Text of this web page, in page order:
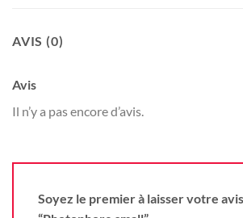
AVIS (0)
Avis
Il n’y a pas encore d’avis.
Soyez le premier à laisser votre